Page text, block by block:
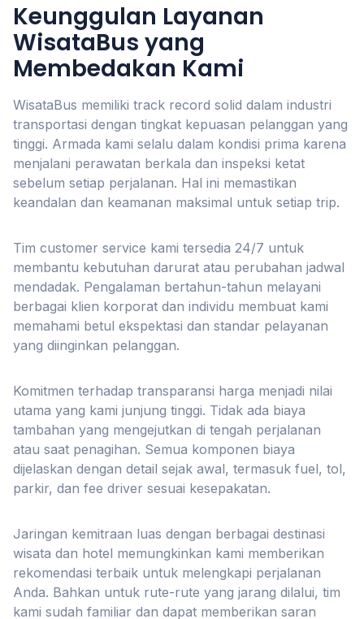
Keunggulan Layanan
WisataBus yang
Membedakan Kami
WisataBus memiliki track record solid dalam industri
transportasi dengan tingkat kepuasan pelanggan yang
tinggi. Armada kami selalu dalam kondisi prima karena
menjalani perawatan berkala dan inspeksi ketat
sebelum setiap perjalanan. Hal ini memastikan
keandalan dan keamanan maksimal untuk setiap trip.
Tim customer service kami tersedia 24/7 untuk
membantu kebutuhan darurat atau perubahan jadwal
mendadak. Pengalaman bertahun-tahun melayani
berbagai klien korporat dan individu membuat kami
memahami betul ekspektasi dan standar pelayanan
yang diinginkan pelanggan.
Komitmen terhadap transparansi harga menjadi nilai
utama yang kami junjung tinggi. Tidak ada biaya
tambahan yang mengejutkan di tengah perjalanan
atau saat penagihan. Semua komponen biaya
dijelaskan dengan detail sejak awal, termasuk fuel, tol,
parkir, dan fee driver sesuai kesepakatan.
Jaringan kemitraan luas dengan berbagai destinasi
wisata dan hotel memungkinkan kami memberikan
rekomendasi terbaik untuk melengkapi perjalanan
Anda. Bahkan untuk rute-rute yang jarang dilalui, tim
kami sudah familiar dan dapat memberikan saran